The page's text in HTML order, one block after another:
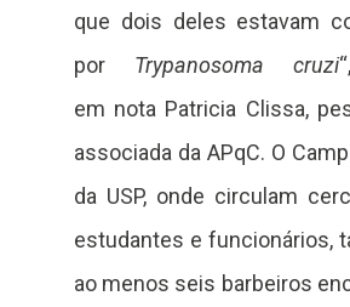
que dois deles estavam
por Trypanosoma cruzi
em nota Patricia Clissa,
associada da APqC. O
da USP, onde circulam
estudantes e funcionários,
ao menos seis barbeiros